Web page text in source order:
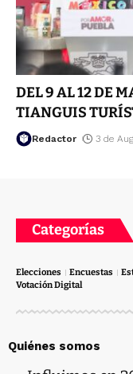
DEL 9 AL 12 DE
TIANGUIS
Redactor 3 de
Categorías
Elecciones Encuestas
Votación Digital
Quiénes somos